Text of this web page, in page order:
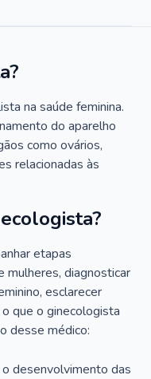
na saúde feminina.
do aparelho
como ovários,
relacionadas às
etapas
mulheres, diagnosticar
esclarecer
que o ginecologista
desse médico:
desenvolvimento das